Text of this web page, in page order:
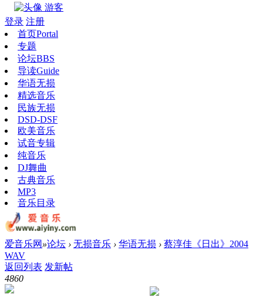
游客
登录 注册
首页Portal
专题
论坛BBS
导读Guide
华语无损
精选音乐
民族无损
DSD-DSF
欧美音乐
试音专辑
纯音乐
DJ舞曲
古典音乐
MP3
音乐目录
爱音乐网 »论坛 › 无损音乐 › 华语无损 › 蔡淳佳《日出》2004
WAV
返回列表 发新帖
4860